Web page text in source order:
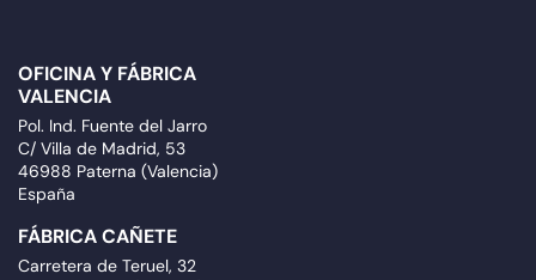
OFICINA Y FÁBRICA
VALENCIA
Pol. Ind. Fuente del Jarro
C/ Villa de Madrid, 53
46988 Paterna (Valencia)
España
FÁBRICA CAÑETE
Carretera de Teruel, 32